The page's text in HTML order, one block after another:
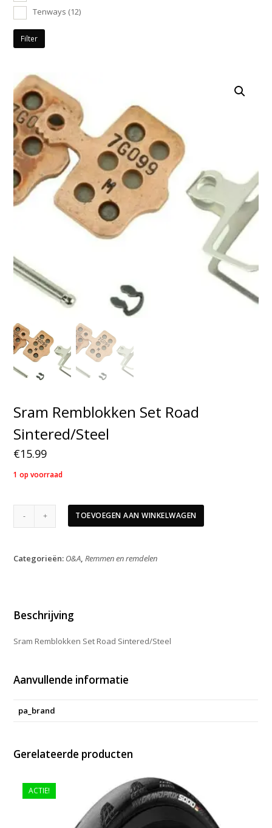
Tenways (12)
Filter
Sram Remblokken Set Road
Sintered/Steel
€15.99
1 op voorraad
Remblokken
Sintered/Steel
TOEVOEGEN AAN WINKELWAGEN
Categorieën: O&A,Remmen en remdelen
Beschrijving
Sram Remblokken Set Road Sintered/Steel
Aanvullende informatie
pa_brand
Gerelateerde producten
ACTIE!